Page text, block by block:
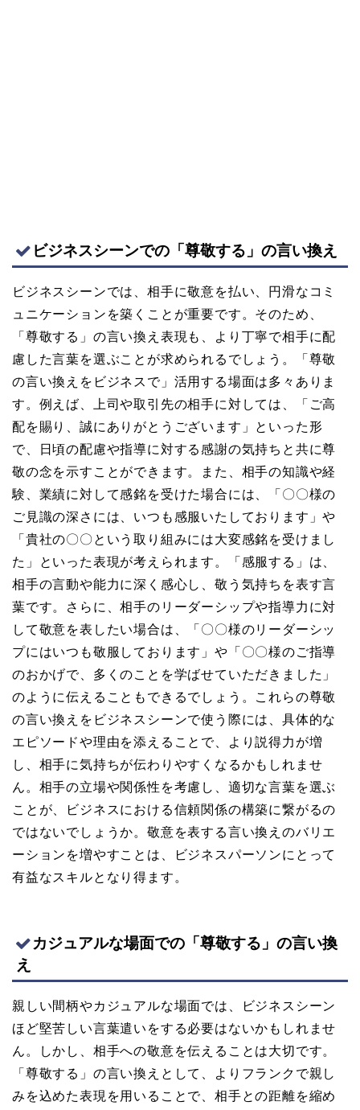
ビジネスシーンでの「尊敬する」の言い換え
ビジネスシーンでは、相手に敬意を払い、円滑なコミ
ュニケーションを築くことが重要です。そのため、
「尊敬する」の言い換え表現も、より丁寧で相手に配
慮した言葉を選ぶことが求められるでしょう。「尊敬
の言い換えをビジネスで」活用する場面は多々ありま
す。例えば、上司や取引先の相手に対しては、「ご高
配を賜り、誠にありがとうございます」といった形
で、日頃の配慮や指導に対する感謝の気持ちと共に尊
敬の念を示すことができます。また、相手の知識や経
験、業績に対して感銘を受けた場合には、「〇〇様の
ご見識の深さには、いつも感服いたしております」や
「貴社の〇〇という取り組みには大変感銘を受けまし
た」といった表現が考えられます。「感服する」は、
相手の言動や能力に深く感心し、敬う気持ちを表す言
葉です。さらに、相手のリーダーシップや指導力に対
して敬意を表したい場合は、「〇〇様のリーダーシッ
プにはいつも敬服しております」や「〇〇様のご指導
のおかげで、多くのことを学ばせていただきました」
のように伝えることもできるでしょう。これらの尊敬
の言い換えをビジネスシーンで使う際には、具体的な
エピソードや理由を添えることで、より説得力が増
し、相手に気持ちが伝わりやすくなるかもしれませ
ん。相手の立場や関係性を考慮し、適切な言葉を選ぶ
ことが、ビジネスにおける信頼関係の構築に繋がるの
ではないでしょうか。敬意を表する言い換えのバリエ
ーションを増やすことは、ビジネスパーソンにとって
有益なスキルとなり得ます。
カジュアルな場面での「尊敬する」の言い換
え
親しい間柄やカジュアルな場面では、ビジネスシーン
ほど堅苦しい言葉遣いをする必要はないかもしれませ
ん。しかし、相手への敬意を伝えることは大切です。
「尊敬する」の言い換えとして、よりフランクで親し
みを込めた表現を用いることで、相手との距離を縮め